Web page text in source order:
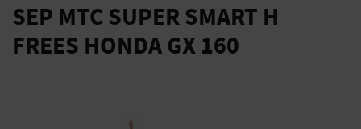
SEP MTC SUPER SMART H
FREES HONDA GX 160